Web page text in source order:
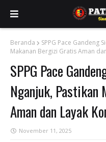
Beranda
SPPG Pace Gandeng
Makanan Bergizi Gratis Aman
SPPG Pace
Nganjuk, Pastikan
Aman dan Layak
November 11, 2025